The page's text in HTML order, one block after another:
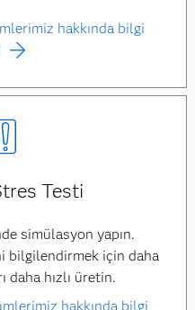
hakkında bilgi
Testi
simülasyon yapın.
bilgilendirmek için daha
daha hızlı üretin.
hakkında bilgi